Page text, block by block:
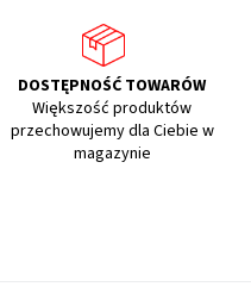
DOSTĘPNOŚĆ TOWARÓW
Większość produktów
przechowujemy dla Ciebie w
magazynie